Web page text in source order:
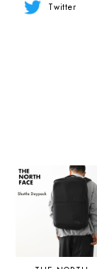
Twitter